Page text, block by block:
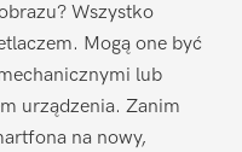
Wszystko
Mogą one być
lub
urządzenia. Zanim
na nowy,